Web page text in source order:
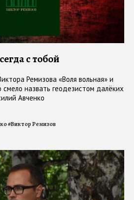
с тобой
Ремизова «Воля вольная» и
назвать геодезистом далёких
Авченко
#Виктор Ремизов